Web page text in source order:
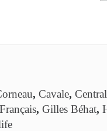
, Cavale,
Français, Gilles Béhat,